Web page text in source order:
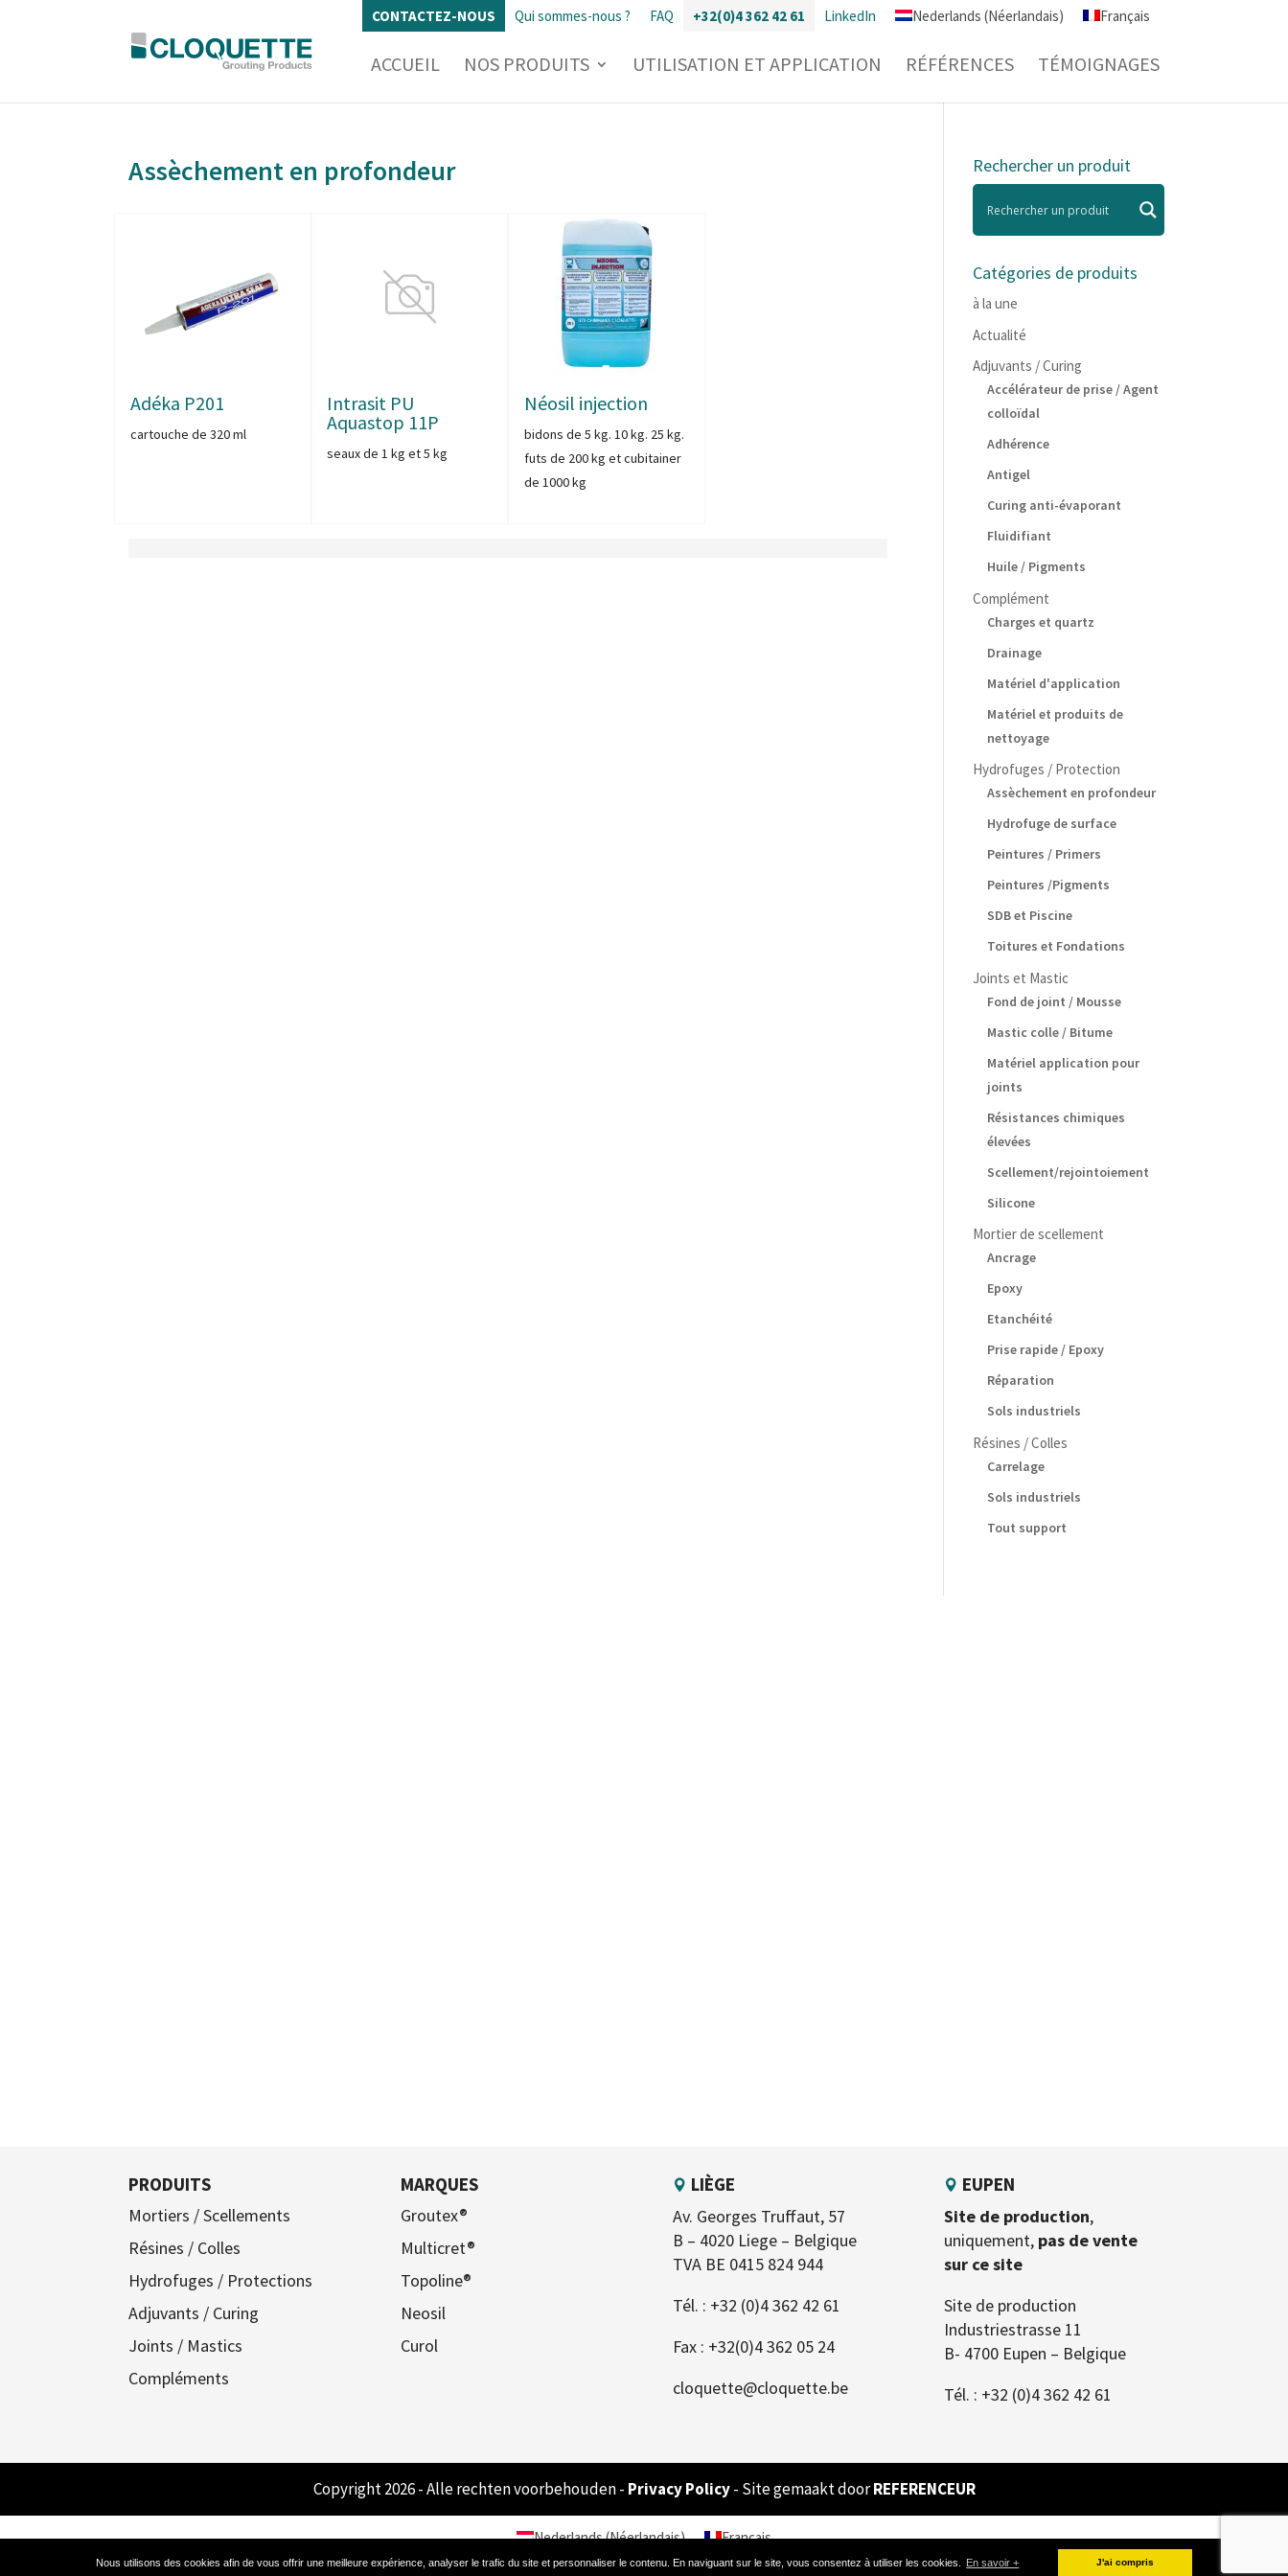
Nous utilisons des cookies afin de vous offrir une meilleure expérience, analyser le trafic du site et personnaliser le contenu. En naviguant sur le site, vous consentez à utiliser les cookies. En savoir + J'ai compris
CONTACTEZ-NOUS Qui sommes-nous ? FAQ +32(0)4 362 42 61 LinkedIn Nederlands (Néerlandais) Français
ACCUEIL NOS PRODUITS UTILISATION ET APPLICATION RÉFÉRENCES TÉMOIGNAGES
Assèchement en profondeur
Adéka P201
cartouche de 320 ml
Intrasit PU
Aquastop 11P
seaux de 1 kg et 5 kg
Néosil injection
bidons de 5 kg. 10 kg. 25 kg.
futs de 200 kg et cubitainer
de 1000 kg
Rechercher un produit
Catégories de produits
à la une
Actualité
Adjuvants / Curing
Accélérateur de prise / Agent
colloïdal
Adhérence
Antigel
Curing anti-évaporant
Fluidifiant
Huile / Pigments
Complément
Charges et quartz
Drainage
Matériel d'application
Matériel et produits de
nettoyage
Hydrofuges / Protection
Assèchement en profondeur
Hydrofuge de surface
Peintures / Primers
Peintures /Pigments
SDB et Piscine
Toitures et Fondations
Joints et Mastic
Fond de joint / Mousse
Mastic colle / Bitume
Matériel application pour
joints
Résistances chimiques
élevées
Scellement/rejointoiement
Silicone
Mortier de scellement
Ancrage
Epoxy
Etanchéité
Prise rapide / Epoxy
Réparation
Sols industriels
Résines / Colles
Carrelage
Sols industriels
Tout support
PRODUITS
Mortiers / Scellements
Résines / Colles
Hydrofuges / Protections
Adjuvants / Curing
Joints / Mastics
Compléments
MARQUES
Groutex®
Multicret®
Topoline®
Neosil
Curol
LIÈGE
Av. Georges Truffaut, 57
B – 4020 Liege – Belgique
TVA BE 0415 824 944
Tél. : +32 (0)4 362 42 61
Fax : +32(0)4 362 05 24
cloquette@cloquette.be
EUPEN
Site de production,
uniquement, pas de vente
sur ce site
Site de production
Industriestrasse 11
B- 4700 Eupen – Belgique
Tél. : +32 (0)4 362 42 61
Copyright 2026 - Alle rechten voorbehouden - Privacy Policy- Site gemaakt doorREFERENCEUR
Nederlands(Néerlandais) Français